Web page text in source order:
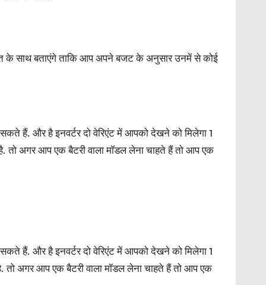
के साथ बताएंगे ताकि आप अपने बजट के अनुसार उनमें से कोई
हैं. और है इनवर्टर दो वेरिएंट में आपको देखने को मिलेगा 1
तो अगर आप एक बैटरी वाला मॉडल लेना चाहते हैं तो आप एक
हैं. और है इनवर्टर दो वेरिएंट में आपको देखने को मिलेगा 1
तो अगर आप एक बैटरी वाला मॉडल लेना चाहते हैं तो आप एक